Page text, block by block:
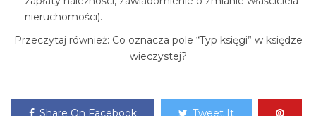
nieruchomości).
Przeczytaj również: Co oznacza pole “Typ księgi” w księdze
wieczystej?